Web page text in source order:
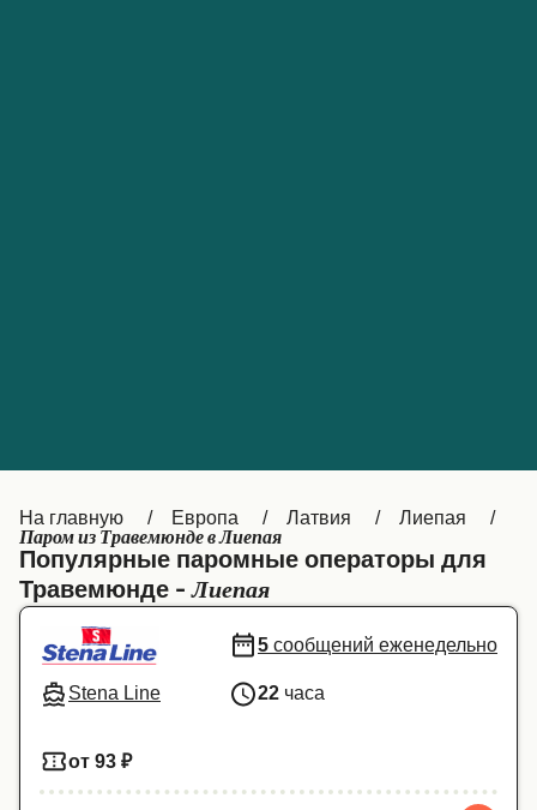
Italia Canada (FR)
Canada België (NL)
Ελλάδα Belgique (FR)
Polska Deutschland
Schweiz (DE)
Україна
На главную Европа Латвия Лиепая
Паром из Травемюнде в Лиепая
Популярные паромные операторы для
Травемюнде -Лиепая
Stena Line
5 сообщений еженедельно
22 часа
от 93 ₽